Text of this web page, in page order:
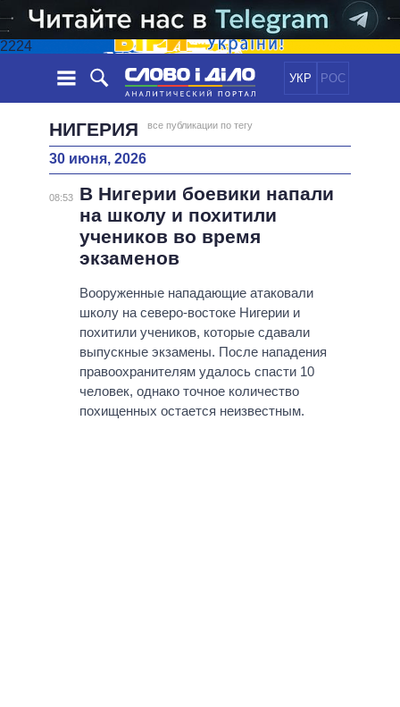
2224
УКР РОС
НОВОСТИ
ЛЕНТА
СОБЫТИЯ
СТАТЬИ
МНЕНИЯ
ДАЙДЖЕСТЫ
ЭКОНОМИКА
ОБЩЕСТВО
МИР
ПОЛИТИКИ
ВСЕ ПОЛИТИКИ
ВЕРХОВНАЯ РАДА
КАБИНЕТ МИНИСТРОВ
ГЛАВЫ ОБЛАДМИНИСТРАЦИЙ
МЭРЫ
ВСЕ ПЕРСОНЫ
ИНФОГРАФИКА
ПОДДЕРЖАТЬ
СРАВНЕНИЕ ПОЛИТИКОВ
НИГЕРИЯ все публикации по тегу
30 июня, 2026
08:53
В Нигерии боевики напали
на школу и похитили
учеников во время
экзаменов
Вооруженные нападающие атаковали
школу на северо-востоке Нигерии и
похитили учеников, которые сдавали
выпускные экзамены. После нападения
правоохранителям удалось спасти 10
человек, однако точное количество
похищенных остается неизвестным.